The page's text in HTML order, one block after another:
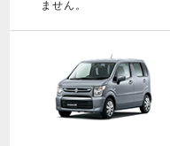
ません。